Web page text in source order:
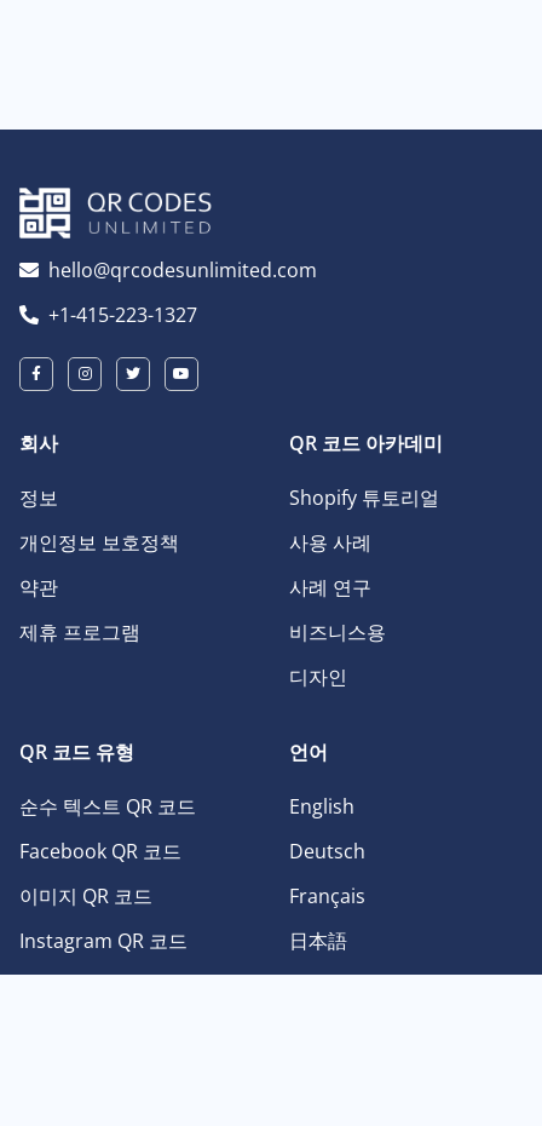
hello@qrcodesunlimited.com
+1-415-223-1327
회사
정보
개인정보 보호정책
약관
제휴 프로그램
QR 코드 아카데미
Shopify 튜토리얼
사용 사례
사례 연구
비즈니스용
디자인
QR 코드 유형
순수 텍스트 QR 코드
Facebook QR 코드
이미지 QR 코드
Instagram QR 코드
언어
English
Deutsch
Français
日本語